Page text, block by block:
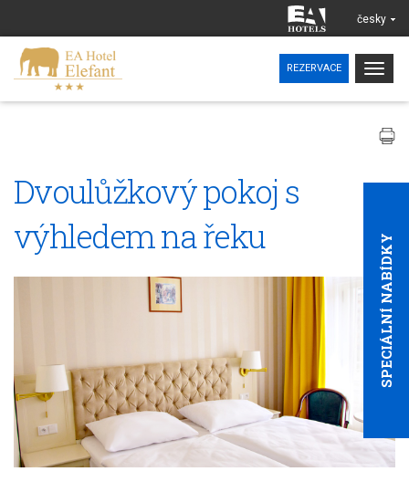
česky
REZERVACE
SPECIÁLNÍ NABÍDKY
Dvoulůžkový pokoj s
výhledem na řeku